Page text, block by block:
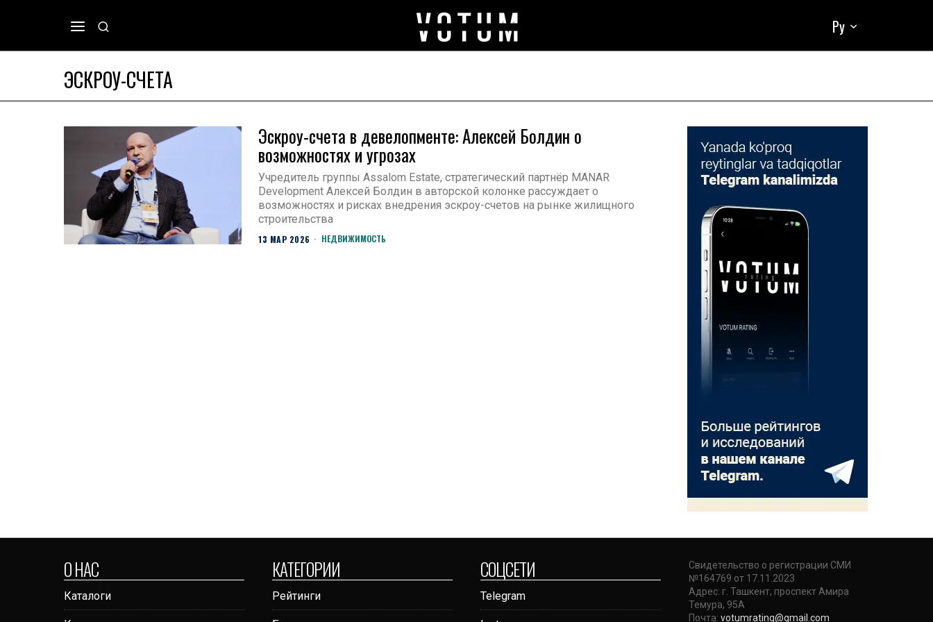
Ру
ЭСКРОУ-СЧЕТА
Эскроу-счета в девелопменте: Алексей Болдин о
возможностях и угрозах
Учредитель группы Assalom Estate, стратегический партнёр MANAR
Development Алексей Болдин в авторской колонке рассуждает о
возможностях и рисках внедрения эскроу-счетов на рынке жилищного
строительства
13 МАР 2026 НЕДВИЖИМОСТЬ
О НАС
Каталоги
КАТЕГОРИИ
Рейтинги
СОЦСЕТИ
Telegram
Свидетельство о регистрации СМИ
№164769 от 17.11.2023
Адрес: г. Ташкент, проспект Амира
Темура, 95А
Почта: votumrating@gmail.com